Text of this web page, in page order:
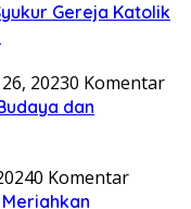
Gereja Katolik
20230 Komentar
dan
0 Komentar